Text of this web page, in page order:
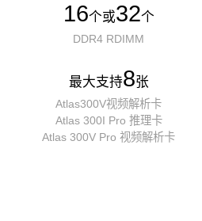
16个或32个
DDR4 RDIMM
最大支持8张
Atlas300V视频解析卡
Atlas 300I Pro 推理卡
Atlas 300V Pro 视频解析卡